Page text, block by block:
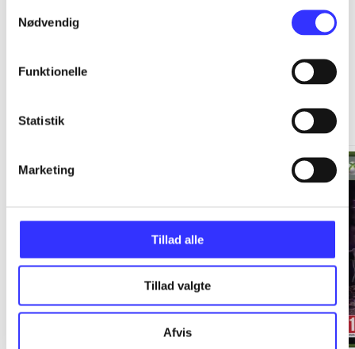
Nødvendig
Funktionelle
Statistik
Marketing
Tillad alle
Tillad valgte
Afvis
Xbox 360 classics